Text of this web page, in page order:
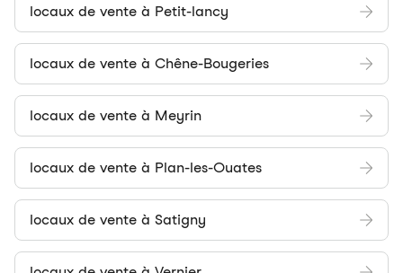
locaux de vente à Petit-lancy
locaux de vente à Chêne-Bougeries
locaux de vente à Meyrin
locaux de vente à Plan-les-Ouates
locaux de vente à Satigny